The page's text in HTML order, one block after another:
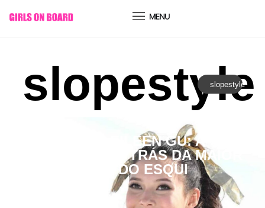
conteúdo
slopestyle
slopestyle
SEIS VEZES EILEEN GU: A
HISTÓRIA POR TRÁS DA MAIOR
RECORDISTA DO ESQUI